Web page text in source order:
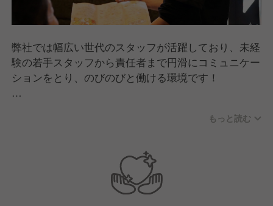
弊社では幅広い世代のスタッフが活躍しており、未経
験の若手スタッフから責任者まで円滑にコミュニケー
ションをとり、のびのびと働ける環境です！
いキャリアアップが可能な環境です！
もっと読む